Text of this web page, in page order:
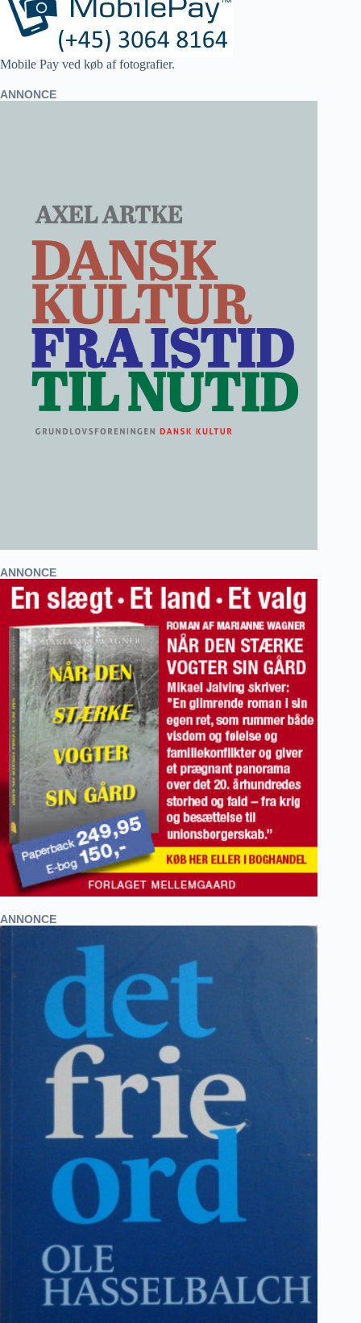
Mobile Pay ved køb af fotografier.
ANNONCE
ANNONCE
ANNONCE